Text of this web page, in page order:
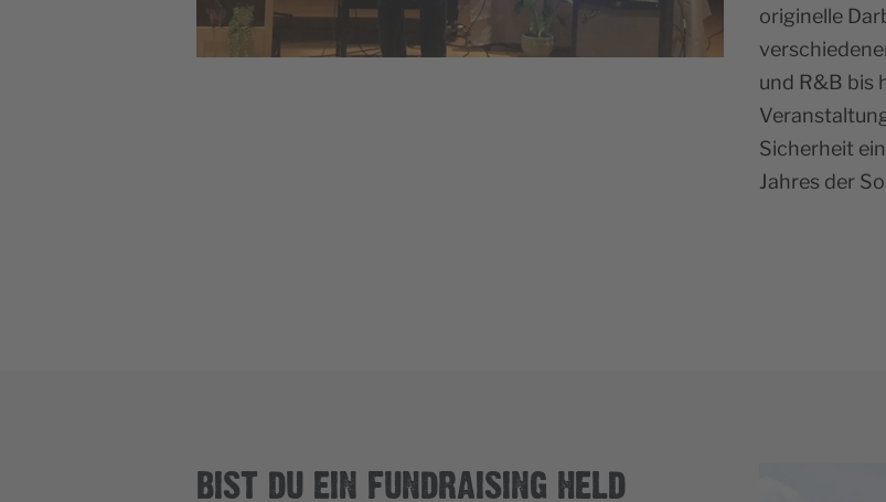
originelle
und R&B bis
Sicherheit
Jahres der
BIST DU EIN FUNDRAISING HELD